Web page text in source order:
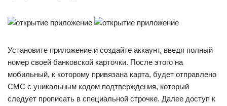
Установите приложение и создайте аккаунт, введя полный
номер своей банковской карточки. После этого на
мобильный, к которому привязана карта, будет отправлено
СМС с уникальным кодом подтверждения, который
следует прописать в специальной строчке. Далее доступ к